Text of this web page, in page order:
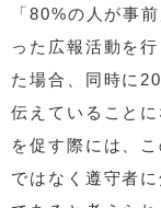
「80%の人が事
った広報活動を
た場合、同時に
伝えていること
を促す際には、
ではなく遵守者